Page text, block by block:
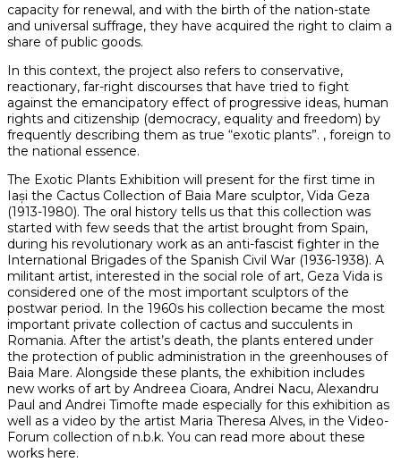
capacity for renewal, and with the birth of the nation-state
and universal suffrage, they have acquired the right to claim a
share of public goods.
In this context, the project also refers to conservative,
reactionary, far-right discourses that have tried to fight
against the emancipatory effect of progressive ideas, human
rights and citizenship (democracy, equality and freedom) by
frequently describing them as true “exotic plants”. , foreign to
the national essence.
The Exotic Plants Exhibition will present for the first time in
Iași the Cactus Collection of Baia Mare sculptor, Vida Geza
(1913-1980). The oral history tells us that this collection was
started with few seeds that the artist brought from Spain,
during his revolutionary work as an anti-fascist fighter in the
International Brigades of the Spanish Civil War (1936-1938). A
militant artist, interested in the social role of art, Geza Vida is
considered one of the most important sculptors of the
postwar period. In the 1960s his collection became the most
important private collection of cactus and succulents in
Romania. After the artist’s death, the plants entered under
the protection of public administration in the greenhouses of
Baia Mare. Alongside these plants, the exhibition includes
new works of art by Andreea Cioara, Andrei Nacu, Alexandru
Paul and Andrei Timofte made especially for this exhibition as
well as a video by the artist Maria Theresa Alves, in the Video-
Forum collection of n.b.k. You can read more about these
works here.